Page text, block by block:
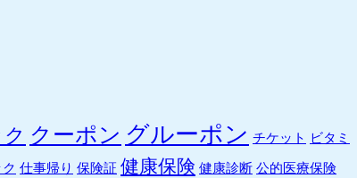
ク
リ
ニ
クーポン グルーポン チケット ビタミ
仕事帰り 保険証 健康保険 健康診断 公的医療保険